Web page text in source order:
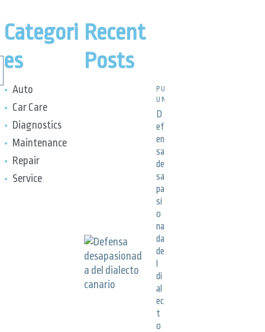
Categori
es
Auto
Car Care
Diagnostics
Maintenance
Repair
Service
Recent
Posts
PUBLICACIONES,
UNCATEGORIZED
D
ef
en
sa
de
sa
pa
si
o
na
da
de
di
al
ec
t
o